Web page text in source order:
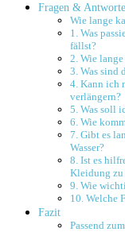
Fragen &
Wie lange
1. Was
fällst?
2. Wie
3. Was ‍sind
4. ‌Kann ich‍
verlängern?
5.‍ Was soll
6. Wie
7. Gibt es
Wasser?
8. Ist es⁢
Kleidung‌
9.‍ Wie
10. Welche
Fazit
Passend